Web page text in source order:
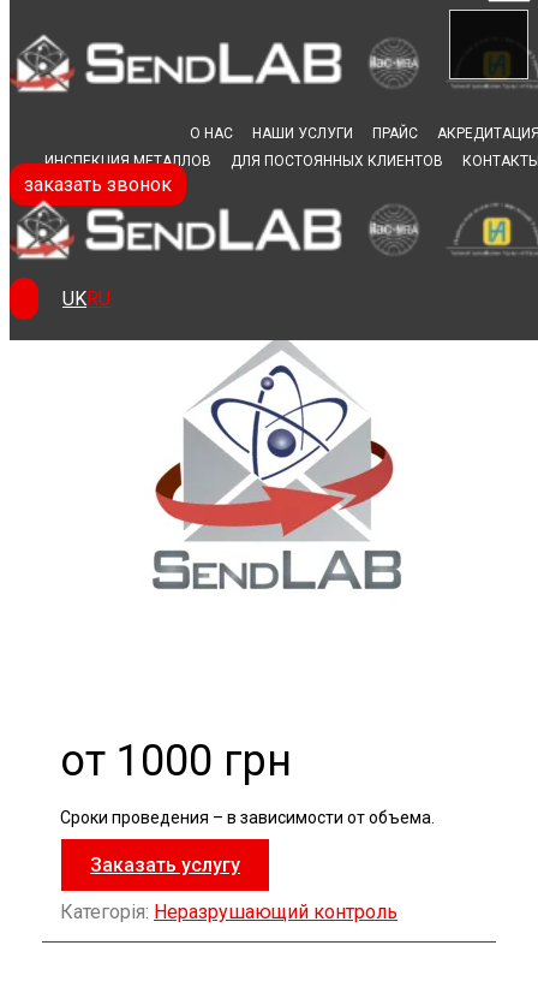
О НАС НАШИ УСЛУГИ ПРАЙС
ИНСПЕКЦИЯ МЕТАЛЛОВ
ДЛЯ ПОСТОЯННЫХ КЛИЕНТОВ
заказать звонок
RU
UK
Координатор
сварочных работ
от 1000 грн
Сроки проведения – в зависимости от объема.
Заказать услугу
Категорія: Неразрушающий контроль